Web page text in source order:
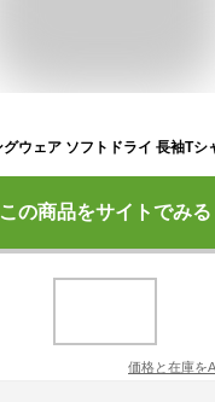
この商品をサイトでみる
価格と在庫を